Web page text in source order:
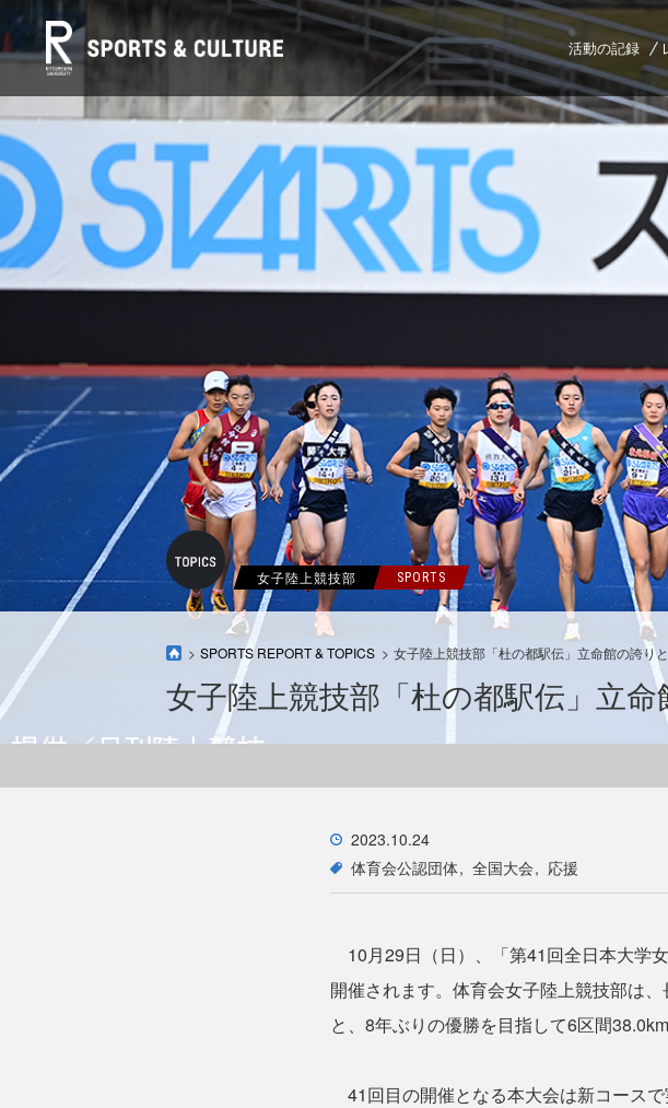
活動の記録
女子陸上競技部 SPORTS
SPORTS REPORT & TOPICS 女子陸上競技部「杜の都駅伝」立命館の誇り
女子陸上競技部「杜の都駅伝」立
2023.10.24
体育会公認団体
全国大会 応援
10月29日（日）、「第41回全日本大学
開催されます。体育会女子陸上競技部は
と、8年ぶりの優勝を目指して6区間
41回目の開催となる本大会は新コース